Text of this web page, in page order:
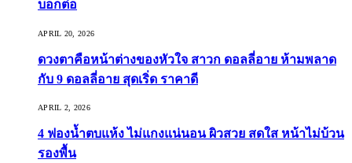
บอกต่อ
APRIL 20, 2026
ดวงตาคือหน้าต่างของหัวใจ สาวก ดอลลี่อาย ห้ามพลาด
กับ 9 ดอลลี่อาย สุดเริ่ด ราคาดี
APRIL 2, 2026
4 ฟองน้ำตบแห้ง ไม่แกงแน่นอน ผิวสวย สดใส หน้าไม่บ้วน
รองพื้น